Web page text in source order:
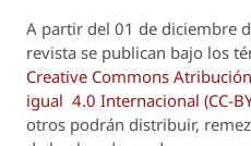
A partir del 01 de diciembre
revista se publican bajo los
Creative Commons
igual 4.0 Internacional (CC-
otros podrán distribuir,